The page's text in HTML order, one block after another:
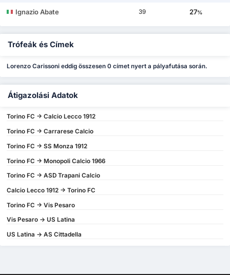
Ignazio Abate 39 27%
Trófeák és Címek
Lorenzo Carissoni eddig összesen 0 címet nyert a pályafutása során.
Átigazolási Adatok
Torino FC -> Calcio Lecco 1912
Torino FC -> Carrarese Calcio
Torino FC -> SS Monza 1912
Torino FC -> Monopoli Calcio 1966
Torino FC -> ASD Trapani Calcio
Calcio Lecco 1912 -> Torino FC
Torino FC -> Vis Pesaro
Vis Pesaro -> US Latina
US Latina -> AS Cittadella